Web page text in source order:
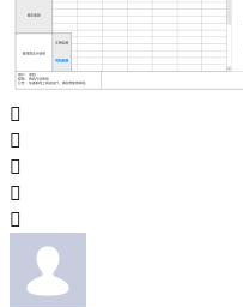




